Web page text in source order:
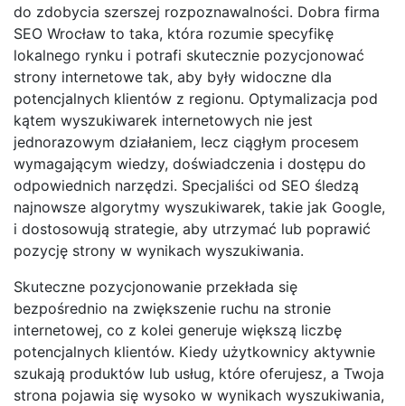
do zdobycia szerszej rozpoznawalności. Dobra firma
SEO Wrocław to taka, która rozumie specyfikę
lokalnego rynku i potrafi skutecznie pozycjonować
strony internetowe tak, aby były widoczne dla
potencjalnych klientów z regionu. Optymalizacja pod
kątem wyszukiwarek internetowych nie jest
jednorazowym działaniem, lecz ciągłym procesem
wymagającym wiedzy, doświadczenia i dostępu do
odpowiednich narzędzi. Specjaliści od SEO śledzą
najnowsze algorytmy wyszukiwarek, takie jak Google,
i dostosowują strategie, aby utrzymać lub poprawić
pozycję strony w wynikach wyszukiwania.
Skuteczne pozycjonowanie przekłada się
bezpośrednio na zwiększenie ruchu na stronie
internetowej, co z kolei generuje większą liczbę
potencjalnych klientów. Kiedy użytkownicy aktywnie
szukają produktów lub usług, które oferujesz, a Twoja
strona pojawia się wysoko w wynikach wyszukiwania,